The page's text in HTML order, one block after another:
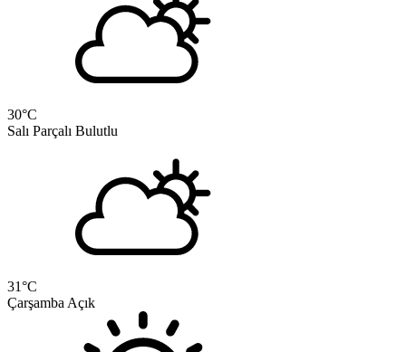
30°C
Salı Parçalı Bulutlu
31°C
Çarşamba Açık